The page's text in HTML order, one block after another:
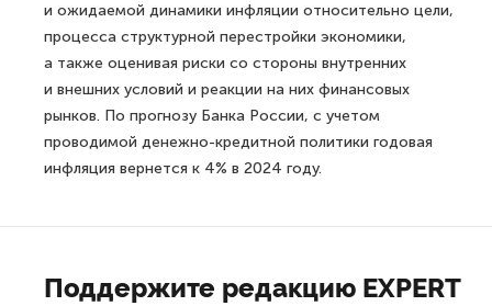
и ожидаемой динамики инфляции относительно цели,
процесса структурной перестройки экономики,
а также оценивая риски со стороны внутренних
и внешних условий и реакции на них финансовых
рынков. По прогнозу Банка России, с учетом
проводимой денежно-кредитной политики годовая
инфляция вернется к 4% в 2024 году.
Поддержите редакцию EXPERT